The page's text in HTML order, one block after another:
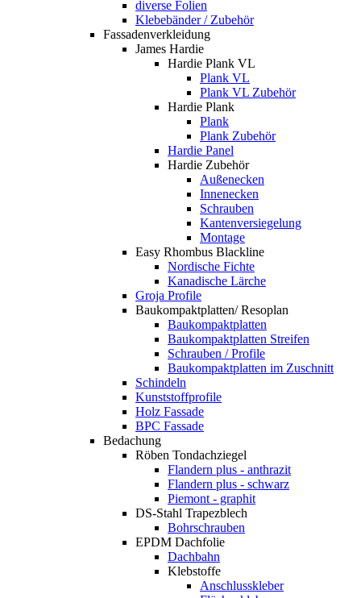
diverse Folien
Klebebänder / Zubehör
Fassadenverkleidung
James Hardie
Hardie Plank VL
Plank VL
Plank VL Zubehör
Hardie Plank
Plank
Plank Zubehör
Hardie Panel
Hardie Zubehör
Außenecken
Innenecken
Schrauben
Kantenversiegelung
Montage
Easy Rhombus Blackline
Nordische Fichte
Kanadische Lärche
Groja Profile
Baukompaktplatten/ Resoplan
Baukompaktplatten
Baukompaktplatten Streifen
Schrauben / Profile
Baukompaktplatten im Zuschnitt
Schindeln
Kunststoffprofile
Holz Fassade
BPC Fassade
Bedachung
Röben Tondachziegel
Flandern plus - anthrazit
Flandern plus - schwarz
Piemont - graphit
DS-Stahl Trapezblech
Bohrschrauben
EPDM Dachfolie
Dachbahn
Klebstoffe
Anschlusskleber